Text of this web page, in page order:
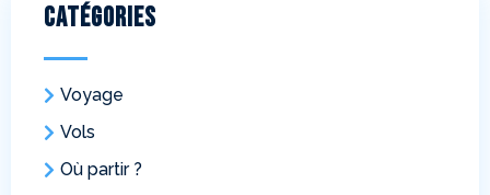
Catégories
Voyage
Vols
Où partir ?